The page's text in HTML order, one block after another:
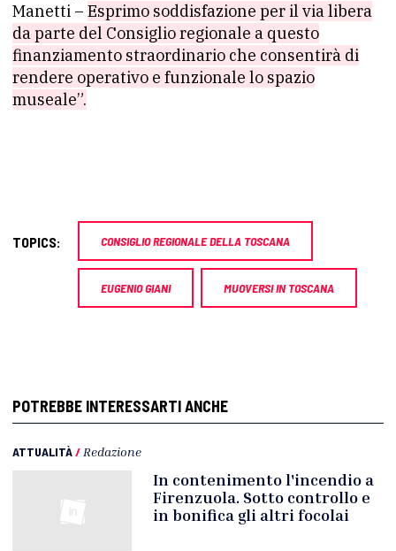
Manetti – Esprimo soddisfazione per il via libera
da parte del Consiglio regionale a questo
finanziamento straordinario che consentirà di
rendere operativo e funzionale lo spazio
museale”.
TOPICS: CONSIGLIO REGIONALE DELLA TOSCANA
EUGENIO GIANI MUOVERSI IN TOSCANA
POTREBBE INTERESSARTI ANCHE
ATTUALITÀ/ Redazione
In contenimento l'incendio a
Firenzuola. Sotto controllo e
in bonifica gli altri focolai